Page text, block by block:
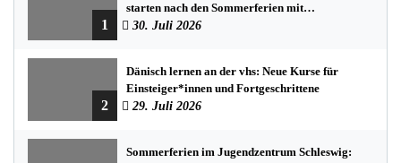
1
starten nach den Sommerferien mit
spannenden Geschichten
30. Juli 2026
2
Dänisch lernen an der vhs: Neue Kurse für
Einsteiger*innen und Fortgeschrittene
29. Juli 2026
Sommerferien im Jugendzentrum Schleswig: